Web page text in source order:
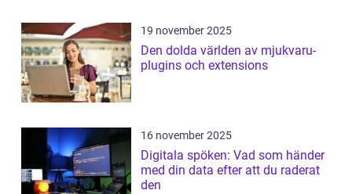
19 november 2025
Den dolda världen av mjukvaru-
plugins och extensions
16 november 2025
Digitala spöken: Vad som händer
med din data efter att du raderat
den